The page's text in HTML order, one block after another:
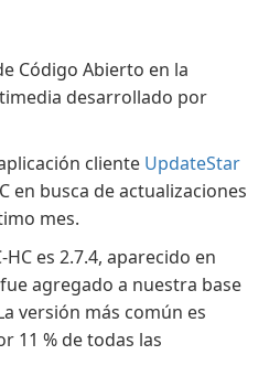
Código Abierto en la
desarrollado por
cliente UpdateStar
en busca de actualizaciones
mes.
es 2.7.4, aparecido en
agregado a nuestra base
versión más común es
11 % de todas las